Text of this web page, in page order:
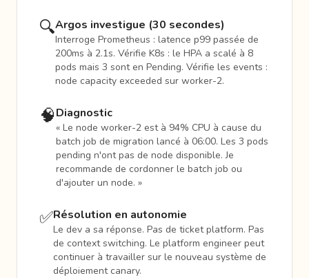
🔍Argos investigue (30 secondes)
Interroge Prometheus : latence p99 passée de
200ms à 2.1s. Vérifie K8s : le HPA a scalé à 8
pods mais 3 sont en Pending. Vérifie les events :
node capacity exceeded sur worker-2.
🧠Diagnostic
« Le node worker-2 est à 94% CPU à cause du
batch job de migration lancé à 06:00. Les 3 pods
pending n'ont pas de node disponible. Je
recommande de cordonner le batch job ou
d'ajouter un node. »
✅Résolution en autonomie
Le dev a sa réponse. Pas de ticket platform. Pas
de context switching. Le platform engineer peut
continuer à travailler sur le nouveau système de
déploiement canary.